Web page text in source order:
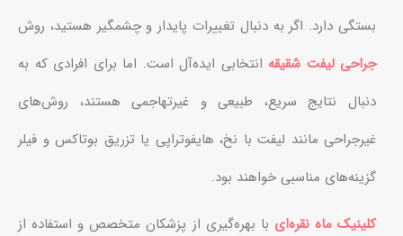
بستگی دارد. اگر به دنبال تغییرات پایدار و چشمگیر هستید، روش
جراحی لیفت شقیقه انتخابی ایده‌آل است. اما برای افرادی که به
دنبال نتایج سریع، طبیعی و غیرتهاجمی هستند، روش‌های
غیرجراحی مانند لیفت با نخ، هایفوتراپی یا تزریق بوتاکس و فیلر
گزینه‌های مناسبی خواهند بود.
کلینیک ماه نقره‌ای با بهره‌گیری از پزشکان متخصص و استفاده از